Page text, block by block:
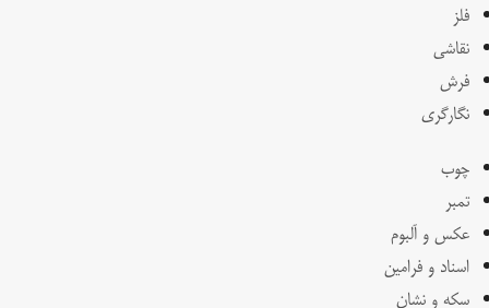
فلز
نقاشی
فرش
نگارگری
چوب
تمبر
عکس و آلبوم
اسناد و فرامین
سکه و نشان